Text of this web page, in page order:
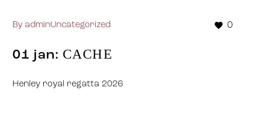
0
By adminUncategorized
01 jan: CACHE
Henley royal regatta 2026